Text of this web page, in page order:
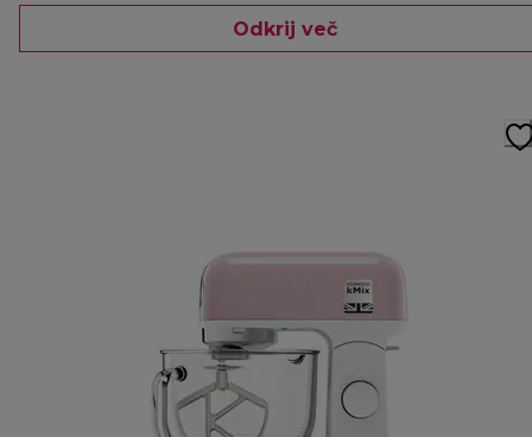
Odkrij več